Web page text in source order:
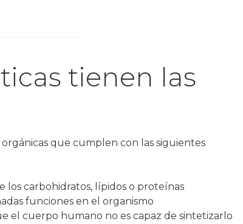
tienen las
que cumplen con las siguientes
carbohidratos, lípidos o proteínas
funciones en el organismo
el cuerpo humano no es capaz de sintetizarlo